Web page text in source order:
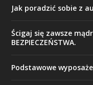
Jak poradzić sobie z
Ścigaj się zawsze
BEZPIECZEŃSTWA.
Podstawowe